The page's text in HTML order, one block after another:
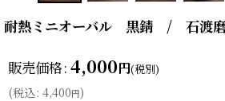
耐熱ミニオーバル 黒錆 / 石渡
販売価格: 4,000円(税別)
(税込: 4,400円)